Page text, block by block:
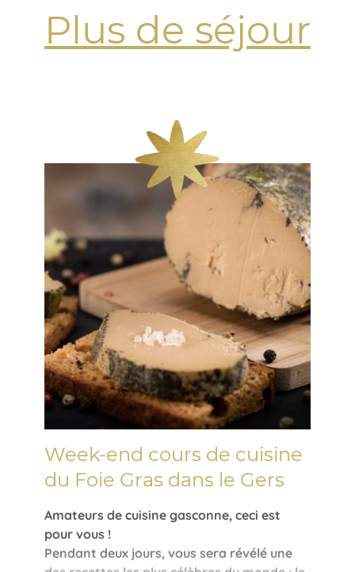
Plus de séjour
Week-end cours de cuisine
du Foie Gras dans le Gers
Amateurs de cuisine gasconne, ceci est
pour vous !
Pendant deux jours, vous sera révélé une